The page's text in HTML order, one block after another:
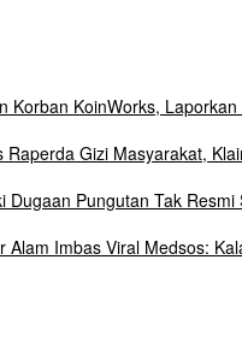
Korban KoinWorks,
Gizi Masyarakat,
Dugaan Pungutan Tak
Alam Imbas Viral Medsos: